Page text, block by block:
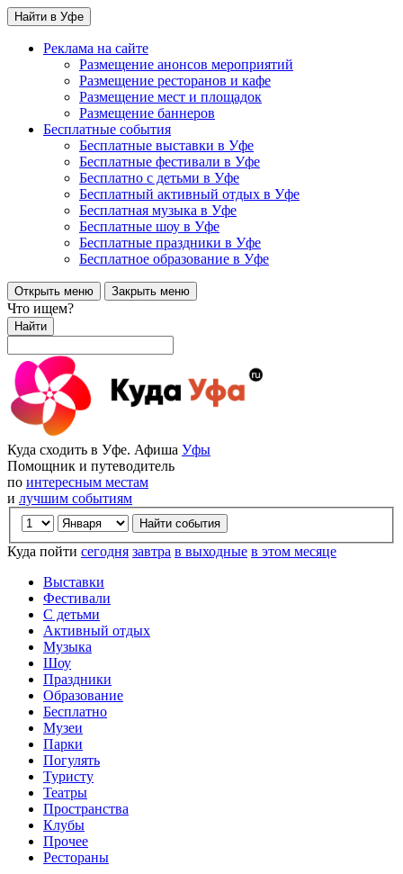
Найти в Уфе
Реклама на сайте
Размещение анонсов мероприятий
Размещение ресторанов и кафе
Размещение мест и площадок
Размещение баннеров
Бесплатные события
Бесплатные выставки в Уфе
Бесплатные фестивали в Уфе
Бесплатно с детьми в Уфе
Бесплатный активный отдых в Уфе
Бесплатная музыка в Уфе
Бесплатные шоу в Уфе
Бесплатные праздники в Уфе
Бесплатное образование в Уфе
Открыть меню Закрыть меню
Что ищем?
Найти
Куда сходить в Уфе. Афиша Уфы
Помощник и путеводитель
по интересным местам
и лучшим событиям
Куда пойти сегодня завтра в выходные в этом месяце
Выставки
Фестивали
С детьми
Активный отдых
Музыка
Шоу
Праздники
Образование
Бесплатно
Музеи
Парки
Погулять
Туристу
Театры
Пространства
Клубы
Прочее
Рестораны